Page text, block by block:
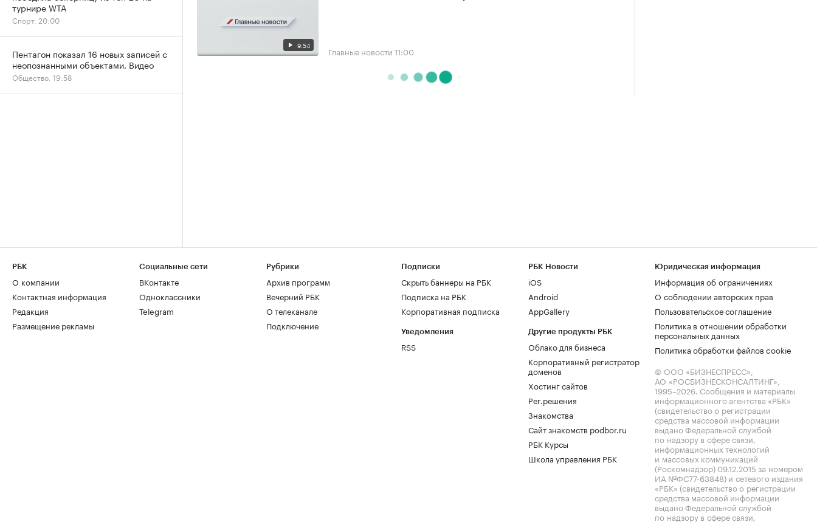
9:54 Главные новости 11:00
турнире WTA
Спорт, 20:00
Пентагон показал 16 новых записей с
неопознанными объектами. Видео
Общество, 19:58
РБК
О компании
Контактная информация
Редакция
Размещение рекламы
Социальные сети
ВКонтакте
Одноклассники
Telegram
Рубрики
Архив программ
Вечерний РБК
О телеканале
Подключение
Подписки
Скрыть баннеры на РБК
Подписка на РБК
Корпоративная подписка
Уведомления
RSS
РБК Новости
iOS
Android
AppGallery
Другие продукты РБК
Облако для бизнеса
Корпоративный регистратор
доменов
Хостинг сайтов
Рег.решения
Знакомства
Сайт знакомств podbor.ru
РБК Курсы
Школа управления РБК
Юридическая информация
Информация об ограничениях
О соблюдении авторских прав
Пользовательское соглашение
Политика в отношении обработки
персональных данных
Политика обработки файлов cookie
© ООО «БИЗНЕСПРЕСС»,
АО «РОСБИЗНЕСКОНСАЛТИНГ»,
1995–2026. Сообщения и материалы
информационного агентства «РБК»
(свидетельство о регистрации
средства массовой информации
выдано Федеральной службой
по надзору в сфере связи,
информационных технологий
и массовых коммуникаций
(Роскомнадзор) 09.12.2015 за номером
ИА №ФС77-63848) и сетевого издания
«РБК» (свидетельство о регистрации
средства массовой информации
выдано Федеральной службой
по надзору в сфере связи,